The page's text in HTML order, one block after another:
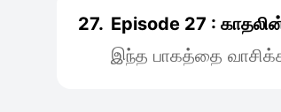
27. Episode 27 :
இந்த பாகத்தை